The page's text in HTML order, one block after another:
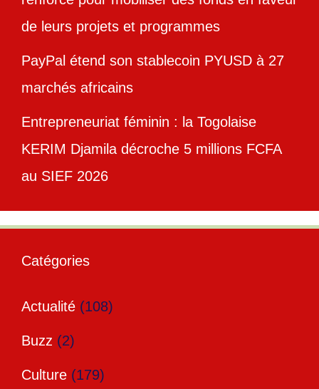
de leurs projets et programmes
PayPal étend son stablecoin PYUSD à 27
marchés africains
Entrepreneuriat féminin : la Togolaise
KERIM Djamila décroche 5 millions FCFA
au SIEF 2026
Catégories
Actualité (108)
Buzz (2)
Culture (179)